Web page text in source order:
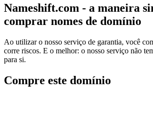
Nameshift.com - a maneira
comprar nomes de domínio
Ao utilizar o nosso serviço de garantia, você
corre riscos. E o melhor: o nosso serviço não
para si.
Compre este domínio